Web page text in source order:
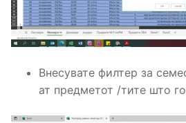
Внесувате филтер за
ат предметот /тите што